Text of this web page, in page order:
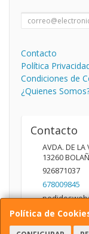
Política de
Contacto
Política
Condiciones de
¿Quienes
Contacto
AVDA. DE LA
13260
926871037
678009845